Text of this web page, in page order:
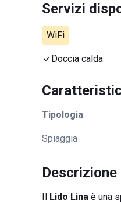
Servizi
WiFi
Doccia calda
Tipologia
Spiaggia
Descrizione
Il Lido Lina è una